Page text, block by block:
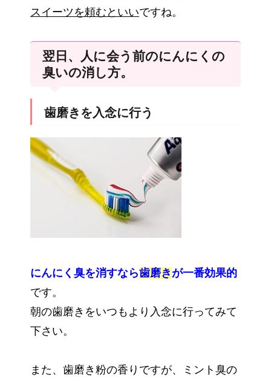
スイーツを頼むといいですね。
翌日、人に会う前のにんにくの
臭いの消し方。
歯磨きを入念に行う
にんにく臭を消すなら歯磨き が一番効果的
です。
朝の歯磨きをいつもより入念に行ってみて
下さい。
また、歯磨き粉の香りですが、ミント臭の